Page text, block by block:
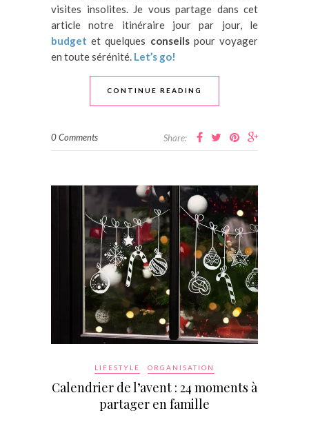
visites insolites. Je vous partage dans cet
article notre itinéraire jour par jour, le
budget et quelques conseilspour voyager
en toute sérénité. Let’s go!
CONTINUE READING
0 Comments Share:
LIFESTYLE ORGANISATION
Calendrier de l’avent : 24 moments à
partager en famille